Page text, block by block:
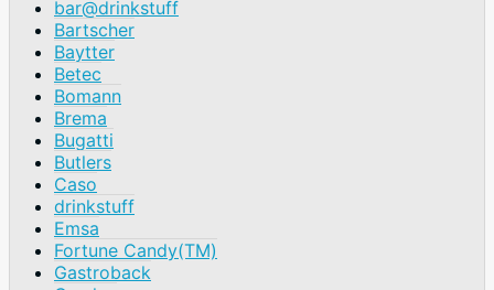
bar@drinkstuff
Bartscher
Baytter
Betec
Bomann
Brema
Bugatti
Butlers
Caso
drinkstuff
Emsa
Fortune Candy(TM)
Gastroback